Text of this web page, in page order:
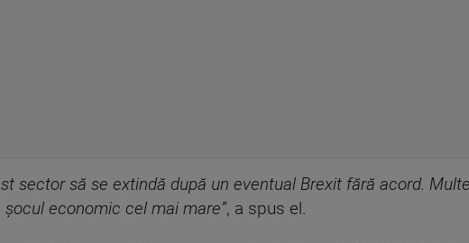
sector să se extindă după un eventual Brexit fără acord.
economic cel mai mare”, a spus el.